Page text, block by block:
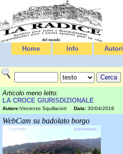
Home Info Autori
Articolo meno letto:
LA CROCE GIURISDIZIONALE
Autore:Vincenzo Squillacioti Data: 30/04/2019
WebCam su badolato borgo